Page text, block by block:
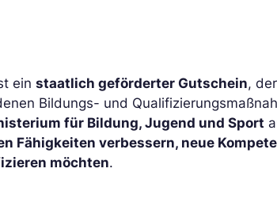
einstaatlich geförderter Gutschein,
Bildungs- und
für Bildung, Jugend und Sport
Fähigkeiten verbessern, neue
möchten.